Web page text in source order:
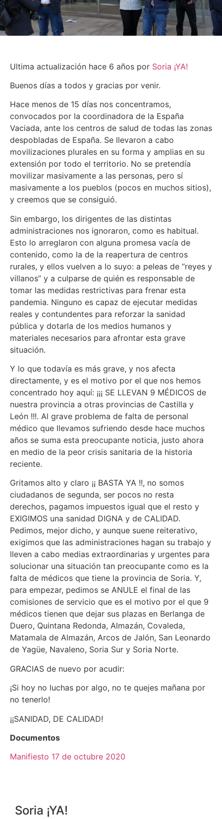
Ultima actualización hace 6 años por Soria ¡YA!
Buenos días a todos y gracias por venir.
Hace menos de 15 días nos concentramos,
convocados por la coordinadora de la España
Vaciada, ante los centros de salud de todas las zonas
despobladas de España. Se llevaron a cabo
movilizaciones plurales en su forma y amplias en su
extensión por todo el territorio. No se pretendía
movilizar masivamente a las personas, pero sí
masivamente a los pueblos (pocos en muchos sitios),
y creemos que se consiguió.
Sin embargo, los dirigentes de las distintas
administraciones nos ignoraron, como es habitual.
Esto lo arreglaron con alguna promesa vacía de
contenido, como la de la reapertura de centros
rurales, y ellos vuelven a lo suyo: a peleas de “reyes y
villanos” y a culparse de quién es responsable de
tomar las medidas restrictivas para frenar esta
pandemia. Ninguno es capaz de ejecutar medidas
reales y contundentes para reforzar la sanidad
pública y dotarla de los medios humanos y
materiales necesarios para afrontar esta grave
situación.
Y lo que todavía es más grave, y nos afecta
directamente, y es el motivo por el que nos hemos
concentrado hoy aquí: ¡¡¡ SE LLEVAN 9 MÉDICOS de
nuestra provincia a otras provincias de Castilla y
León !!!. Al grave problema de falta de personal
médico que llevamos sufriendo desde hace muchos
años se suma esta preocupante noticia, justo ahora
en medio de la peor crisis sanitaria de la historia
reciente.
Gritamos alto y claro ¡¡ BASTA YA !!, no somos
ciudadanos de segunda, ser pocos no resta
derechos, pagamos impuestos igual que el resto y
EXIGIMOS una sanidad DIGNA y de CALIDAD.
Pedimos, mejor dicho, y aunque suene reiterativo,
exigimos que las administraciones hagan su trabajo y
lleven a cabo medias extraordinarias y urgentes para
solucionar una situación tan preocupante como es la
falta de médicos que tiene la provincia de Soria. Y,
para empezar, pedimos se ANULE el final de las
comisiones de servicio que es el motivo por el que 9
médicos tienen que dejar sus plazas en Berlanga de
Duero, Quintana Redonda, Almazán, Covaleda,
Matamala de Almazán, Arcos de Jalón, San Leonardo
de Yagüe, Navaleno, Soria Sur y Soria Norte.
GRACIAS de nuevo por acudir:
¡Si hoy no luchas por algo, no te quejes mañana por
no tenerlo!
¡¡SANIDAD, DE CALIDAD!
Documentos
Manifiesto 17 de octubre 2020
Soria ¡YA!